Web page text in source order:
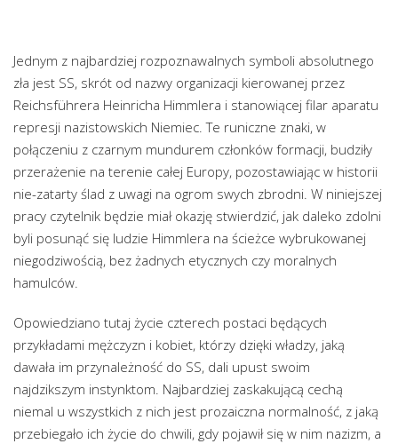
Jednym z najbardziej rozpoznawalnych symboli absolutnego
zła jest SS, skrót od nazwy organizacji kierowanej przez
Reichsführera Heinricha Himmlera i stanowiącej filar aparatu
represji nazistowskich Niemiec. Te runiczne znaki, w
połączeniu z czarnym mundurem członków formacji, budziły
przerażenie na terenie całej Europy, pozostawiając w historii
nie-zatarty ślad z uwagi na ogrom swych zbrodni. W niniejszej
pracy czytelnik będzie miał okazję stwierdzić, jak daleko zdolni
byli posunąć się ludzie Himmlera na ścieżce wybrukowanej
niegodziwością, bez żadnych etycznych czy moralnych
hamulców.
Opowiedziano tutaj życie czterech postaci będących
przykładami mężczyzn i kobiet, którzy dzięki władzy, jaką
dawała im przynależność do SS, dali upust swoim
najdzikszym instynktom. Najbardziej zaskakującą cechą
niemal u wszystkich z nich jest prozaiczna normalność, z jaką
przebiegało ich życie do chwili, gdy pojawił się w nim nazizm, a